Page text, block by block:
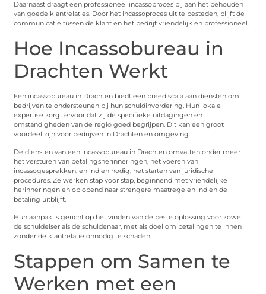
Daarnaast draagt een professioneel incassoproces bij aan het behouden
van goede klantrelaties. Door het incassoproces uit te besteden, blijft de
communicatie tussen de klant en het bedrijf vriendelijk en professioneel.
Hoe Incassobureau in
Drachten Werkt
Een incassobureau in Drachten biedt een breed scala aan diensten om
bedrijven te ondersteunen bij hun schuldinvordering. Hun lokale
expertise zorgt ervoor dat zij de specifieke uitdagingen en
omstandigheden van de regio goed begrijpen. Dit kan een groot
voordeel zijn voor bedrijven in Drachten en omgeving.
De diensten van een incassobureau in Drachten omvatten onder meer
het versturen van betalingsherinneringen, het voeren van
incassogesprekken, en indien nodig, het starten van juridische
procedures. Ze werken stap voor stap, beginnend met vriendelijke
herinneringen en oplopend naar strengere maatregelen indien de
betaling uitblijft.
Hun aanpak is gericht op het vinden van de beste oplossing voor zowel
de schuldeiser als de schuldenaar, met als doel om betalingen te innen
zonder de klantrelatie onnodig te schaden.
Stappen om Samen te
Werken met een